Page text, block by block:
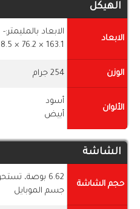
الهيكل
الابعاد
الابعاد بالمليمتر:-
163.1 × 76.2 × 8.5 ملم
الوزن 254 جرام
الألوان
أسود
أبيض
الشاشة
حجم الشاشة
جسم الموبايل